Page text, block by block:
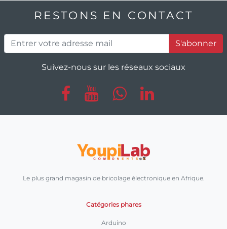
RESTONS EN CONTACT
S'abonner
Suivez-nous sur les réseaux sociaux
Le plus grand magasin de bricolage électronique en Afrique.
Catégories phares
Arduino